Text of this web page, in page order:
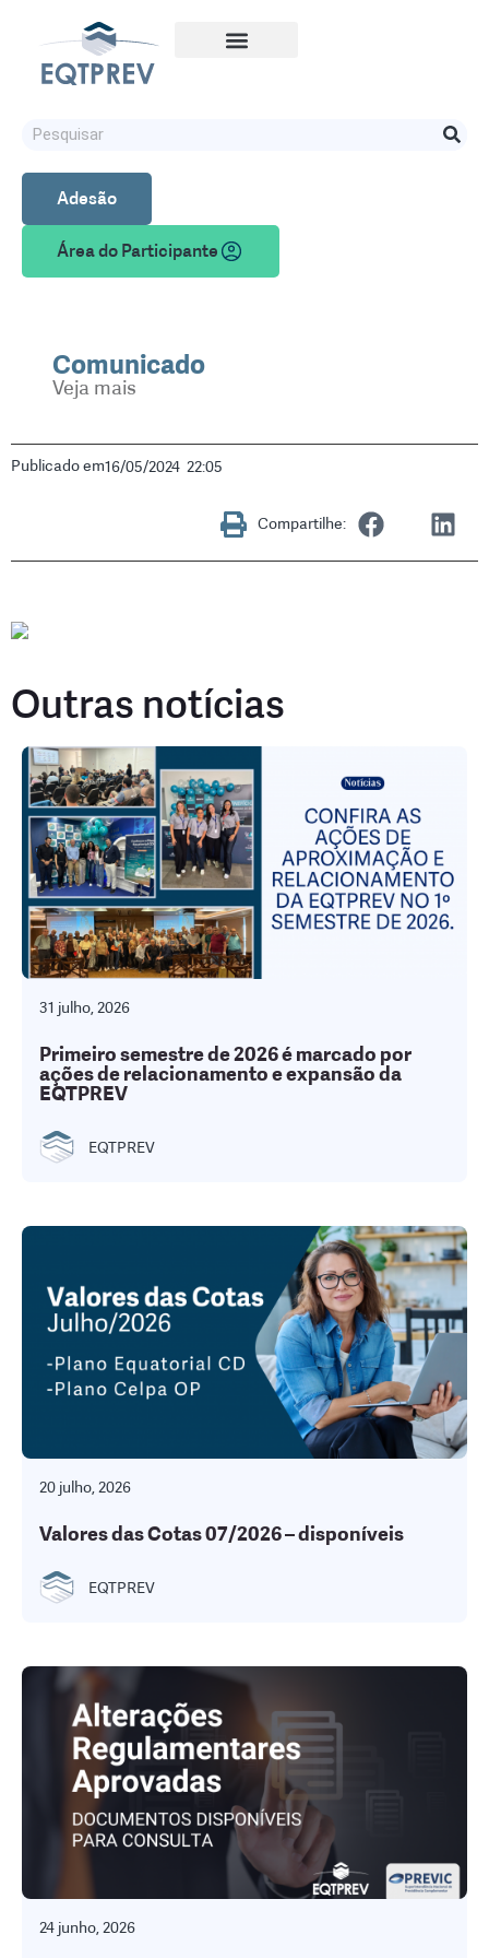
Adesão
Área do Participante
Comunicado
Veja mais
Publicado em16/05/2024 22:05
Compartilhe:
Outras notícias
31 julho, 2026
Primeiro semestre de 2026 é marcado por
ações de relacionamento e expansão da
EQTPREV
EQTPREV
20 julho, 2026
Valores das Cotas 07/2026 – disponíveis
EQTPREV
24 junho, 2026